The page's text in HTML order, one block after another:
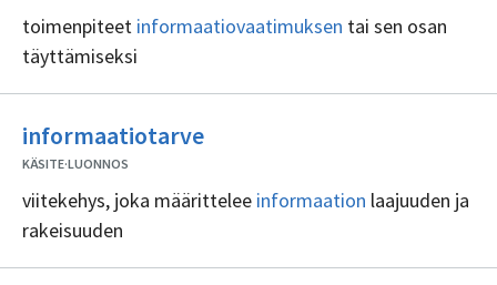
toimenpiteet informaatiovaatimuksen tai sen osan
täyttämiseksi
informaatiotarveEi
KÄSITE·LUONNOS
viitekehys, joka määrittelee informaation laajuuden ja
rakeisuuden